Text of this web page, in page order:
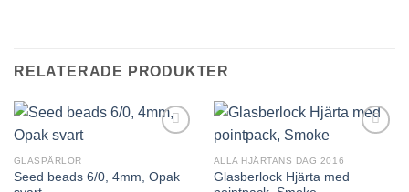
RELATERADE PRODUKTER
GLASPÄRLOR
Seed beads 6/0, 4mm, Opak
ALLA HJÄRTANS DAG 2016
Glasberlock Hjärta med